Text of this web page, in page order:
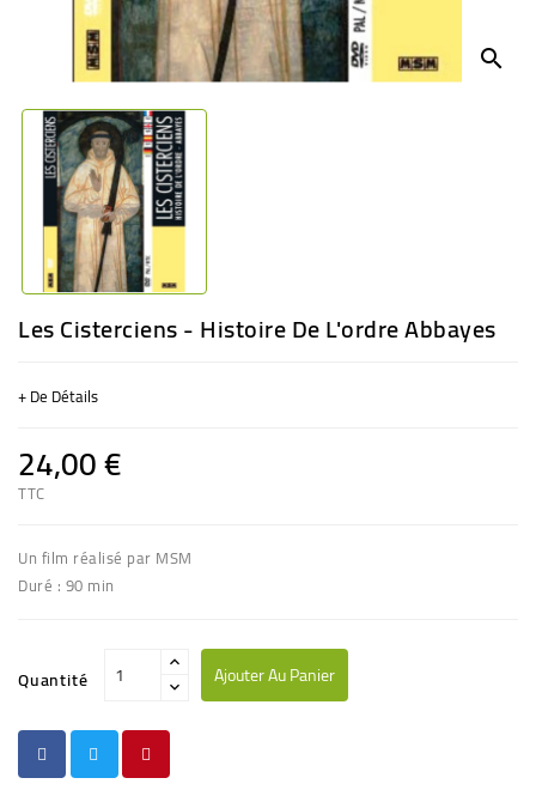
search
Les Cisterciens - Histoire De L'ordre Abbayes
+ De Détails
24,00 €
TTC
Un film réalisé par MSM
Duré : 90 min
Quantité Ajouter Au Panier